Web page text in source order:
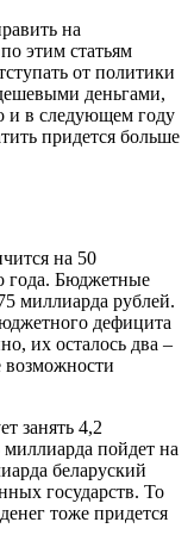
на
этим статьям
от политики
деньгами,
и в следующем году
придется больше
на 50
года. Бюджетные
миллиарда рублей.
дефицита
их осталось два –
занять 4,2
пойдет на
беларуский
государств. То
тоже придется